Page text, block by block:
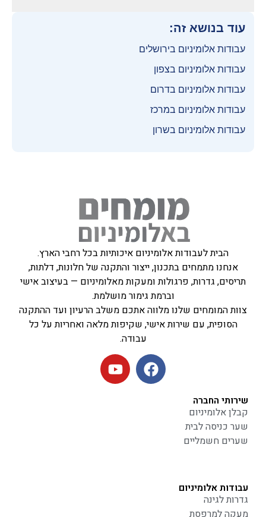
עוד בנושא זה:
עבודות אלומיניום בירושלים
עבודות אלומיניום בצפון
עבודות אלומיניום בדרום
עבודות אלומיניום במרכז
עבודות אלומיניום בשרון
הבית לעבודות אלומיניום איכותיות בכל רחבי הארץ.
אנחנו מתמחים בתכנון, ייצור והתקנה של חלונות, דלתות,
תריסים, גדרות, פרגולות ומעקות מאלומיניום — בעיצוב אישי
וברמת גימור מושלמת.
צוות המומחים שלנו מלווה אתכם משלב הרעיון ועד ההתקנה
הסופית, עם שירות אישי, שקיפות מלאה ואחריות על כל
עבודה.
שירותי החברה
קבלן אלומיניום
שער כניסה לבית
שערים חשמליים
עבודות אלומיניום
גדרות לגינה
מעקה למרפסת